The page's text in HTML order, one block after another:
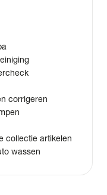
corrigeren
collectie artikelen
wassen